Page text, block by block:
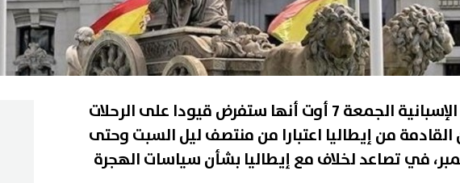
أعلنت الحكومة الإسبانية الجمعة 7 أوت أنها ستفرض قيودا على الرحلات
من إيطاليا اعتبارا من منتصف ليل السبت وحتى
في تصاعد لخلاف مع إيطاليا بشأن سياسات الهجرة